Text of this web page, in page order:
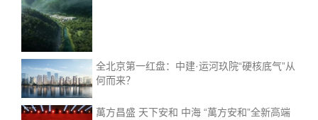
全北京第一红盘：中建·运河玖院“硬核底气”从
何而来？
萬方昌盛 天下安和 中海 “萬方安和”全新高端